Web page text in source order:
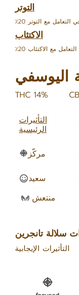
التوتر
التعامل مع التوتر
الاكتئاب
مع الاكتئاب
THC 14%
التأثيرات
الرئيسية
مركّز
سعيد
منتعش
سلالة تانجرين
التأثيرات الإيجابية